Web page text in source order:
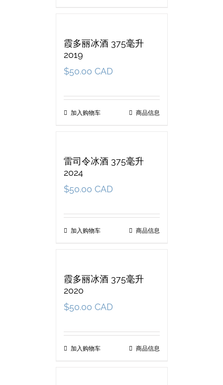
霞多丽冰酒 375毫升
2019
$50.00 CAD
加入购物车 商品信息
雷司令冰酒 375毫升
2024
$50.00 CAD
加入购物车 商品信息
霞多丽冰酒 375毫升
2020
$50.00 CAD
加入购物车 商品信息